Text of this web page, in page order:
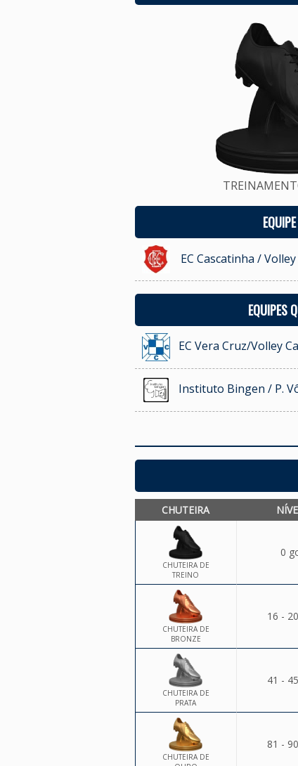
EC Cascatinha /
EQUIPES
EC Vera Cruz/Volley
Instituto Bingen / P.
CHUTEIRA
CHUTEIRA DE
TREINO
0
CHUTEIRA DE
BRONZE
16 -
CHUTEIRA DE
PRATA
41 -
CHUTEIRA DE
81 -